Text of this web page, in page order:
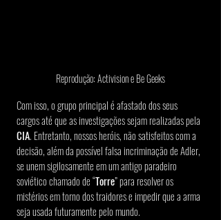
Reprodução: Activision e Be Geeks
Com isso, o grupo principal é afastado dos seus
cargos até que as investigações sejam realizadas pela
CIA. Entretanto, nossos heróis, não satisfeitos com a
decisão, além da possível falsa incriminação de Adler,
se unem sigilosamente em um antigo paradeiro
soviético chamado de “Torre” para resolver os
mistérios em torno dos traidores e impedir que a arma
seja usada futuramente pelo mundo.